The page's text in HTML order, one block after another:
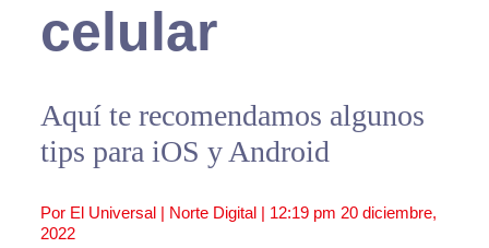
celular
Aquí te recomendamos algunos
tips para iOS y Android
Por El Universal | Norte Digital | 12:19 pm 20 diciembre,
2022